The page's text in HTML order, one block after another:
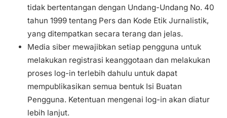
tidak bertentangan dengan Undang-Undang No. 40
tahun 1999 tentang Pers dan Kode Etik Jurnalistik,
yang ditempatkan secara terang dan jelas.
Media siber mewajibkan setiap pengguna untuk
melakukan registrasi keanggotaan dan melakukan
proses log-in terlebih dahulu untuk dapat
mempublikasikan semua bentuk Isi Buatan
Pengguna. Ketentuan mengenai log-in akan diatur
lebih lanjut.